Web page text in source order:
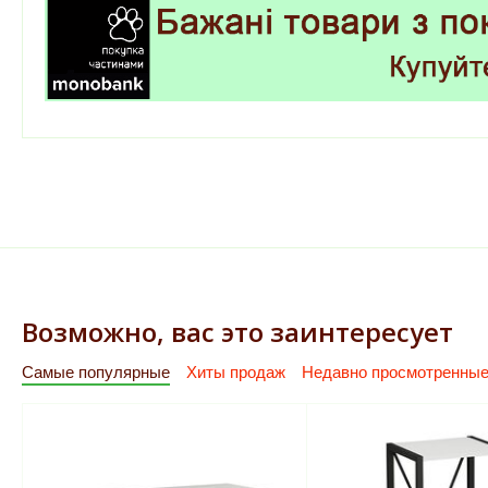
Возможно, вас это заинтересует
Самые популярные Хиты продаж Недавно просмотренные